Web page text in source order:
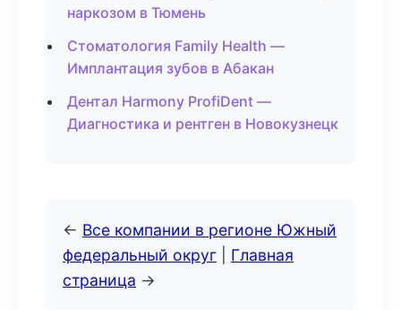
наркозом в Тюмень
Стоматология Family Health —
Имплантация зубов в Абакан
Дентал Harmony ProfiDent —
Диагностика и рентген в Новокузнецк
← Все компании в регионе Южный
федеральный округ
Главная
страница →